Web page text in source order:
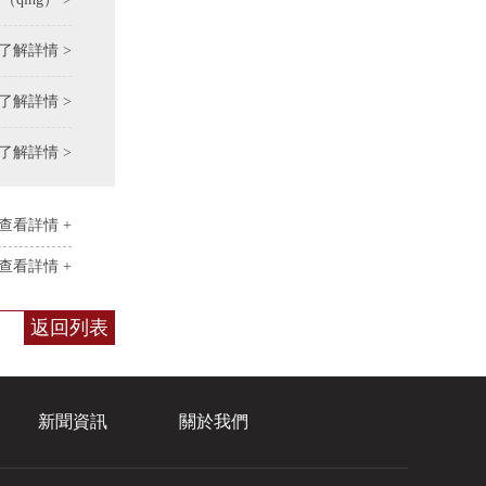
了解詳情 >
了解詳情 >
了解詳情 >
看詳情 +
看詳情 +
返回列表
新聞資訊 關於我們